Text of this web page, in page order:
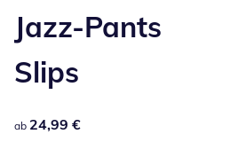
Jazz-Pants
Slips
24,99 €
ab 24,99 €